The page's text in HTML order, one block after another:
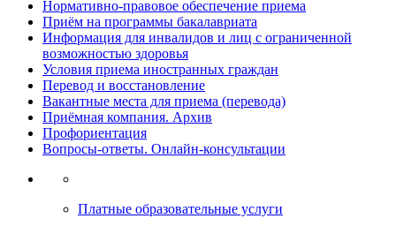
Нормативно-правовое обеспечение приема
Приём на программы бакалавриата
Информация для инвалидов и лиц с ограниченной
возможностью здоровья
Условия приема иностранных граждан
Перевод и восстановление
Вакантные места для приема (перевода)
Приёмная компания. Архив
Профориентация
Вопросы-ответы. Онлайн-консультации
Платные образовательные услуги